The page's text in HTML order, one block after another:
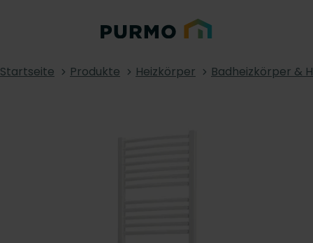
Startseite Produkte Heizkörper Badheizkörper &